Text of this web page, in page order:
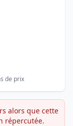
de prix
alors que cette
répercutée.